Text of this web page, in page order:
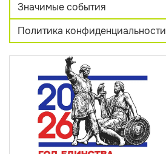
Значимые события
Политика конфиденциальности